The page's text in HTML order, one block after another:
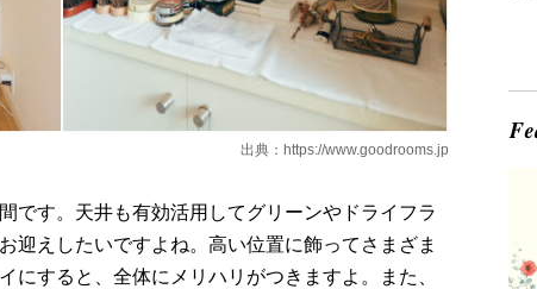
出典： https://www.goodrooms.jp
です。天井も有効活用してグリーンやドライフラ
迎えしたいですよね。高い位置に飾ってさまざま
にすると、全体にメリハリがつきますよ。また、